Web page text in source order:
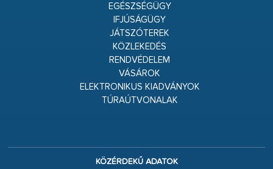
EGÉSZSÉGÜGY
IFJÚSÁGÜGY
JÁTSZÓTEREK
KÖZLEKEDÉS
RENDVÉDELEM
VÁSÁROK
ELEKTRONIKUS KIADVÁNYOK
TÚRAÚTVONALAK
KÖZÉRDEKŰ ADATOK